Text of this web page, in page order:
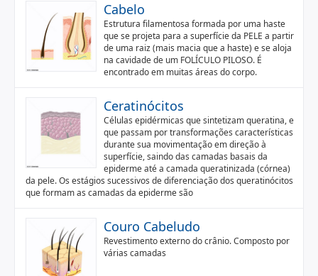
Cabelo
Estrutura filamentosa formada por uma haste
que se projeta para a superfície da PELE a partir
de uma raiz (mais macia que a haste) e se aloja
na cavidade de um FOLÍCULO PILOSO. É
encontrado em muitas áreas do corpo.
Ceratinócitos
Células epidérmicas que sintetizam queratina, e
que passam por transformações características
durante sua movimentação em direção à
superfície, saindo das camadas basais da
epiderme até a camada queratinizada (córnea)
da pele. Os estágios sucessivos de diferenciação dos queratinócitos
que formam as camadas da epiderme são
Couro Cabeludo
Revestimento externo do crânio. Composto por
várias camadas